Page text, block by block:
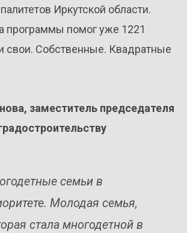
Иркутской области.
программы помог уже 1221
свои. Собственные. Квадратные
заместитель председателя
семьи в
Молодая семья,
стала многодетной в